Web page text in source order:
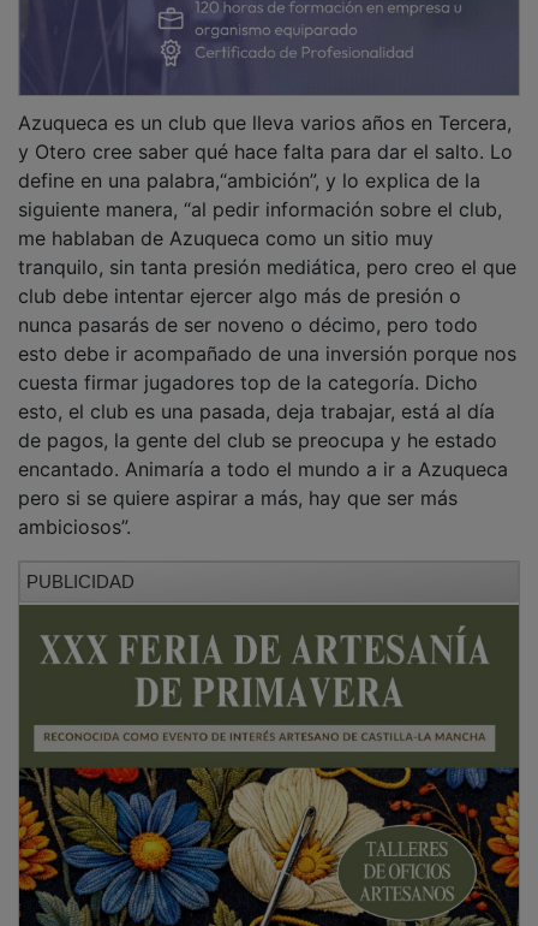
y Otero cree saber qué hace falta para dar el salto. Lo
define en una palabra,“ambición”, y lo explica de la
siguiente manera, “al pedir información sobre el club,
me hablaban de Azuqueca como un sitio muy
tranquilo, sin tanta presión mediática, pero creo el que
club debe intentar ejercer algo más de presión o
nunca pasarás de ser noveno o décimo, pero todo
esto debe ir acompañado de una inversión porque nos
cuesta firmar jugadores top de la categoría. Dicho
esto, el club es una pasada, deja trabajar, está al día
de pagos, la gente del club se preocupa y he estado
encantado. Animaría a todo el mundo a ir a Azuqueca
pero si se quiere aspirar a más, hay que ser más
ambiciosos”.